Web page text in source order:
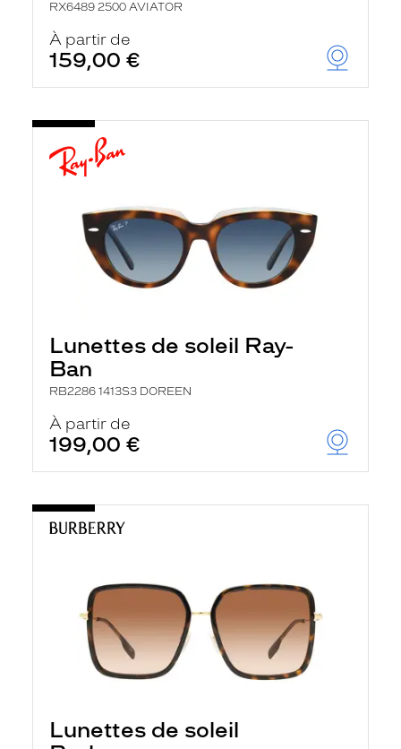
RX6489 2500 AVIATOR
À partir de
159,00 €
Lunettes de soleil Ray-
Ban
RB2286 1413S3 DOREEN
À partir de
199,00 €
Lunettes de soleil